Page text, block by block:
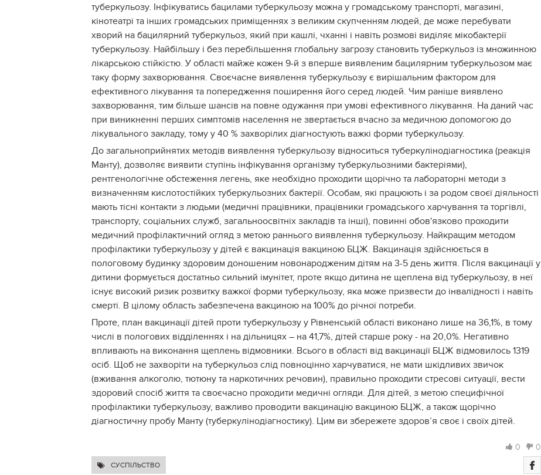
туберкульозу. Інфікуватись бацилами туберкульозу можна у громадському транспорті, магазині,
кінотеатрі та інших громадських приміщеннях з великим скупченням людей, де може перебувати
хворий на бацилярний туберкульоз, який при кашлі, чханні і навіть розмові виділяє мікобактерії
туберкульозу. Найбільшу і без перебільшення глобальну загрозу становить туберкульоз із множинною
лікарською стійкістю. У області майже кожен 9-й з вперше виявленим бацилярним туберкульозом має
таку форму захворювання. Своєчасне виявлення туберкульозу є вирішальним фактором для
ефективного лікування та попередження поширення його серед людей. Чим раніше виявлено
захворювання, тим більше шансів на повне одужання при умові ефективного лікування. На даний час
при виникненні перших симптомів населення не звертається вчасно за медичною допомогою до
лікувального закладу, тому у 40 % захворілих діагностують важкі форми туберкульозу.
До загальноприйнятих методів виявлення туберкульозу відноситься туберкулінодіагностика (реакція
Манту), дозволяє виявити ступінь інфікування організму туберкульозними бактеріями),
рентгенологічне обстеження легень, яке необхідно проходити щорічно та лабораторні методи з
визначенням кислотостійких туберкульозних бактерії. Особам, які працюють і за родом своєї діяльності
мають тісні контакти з людьми (медичні працівники, працівники громадського харчування та торгівлі,
транспорту, соціальних служб, загальноосвітніх закладів та інші), повинні обов'язково проходити
медичний профілактичний огляд з метою раннього виявлення туберкульозу. Найкращим методом
профілактики туберкульозу у дітей є вакцинація вакциною БЦЖ. Вакцинація здійснюється в
пологовому будинку здоровим доношеним новонародженим дітям на 3-5 день життя. Після вакцинації у
дитини формується достатньо сильний імунітет, проте якщо дитина не щеплена від туберкульозу, в неї
існує високий ризик розвитку важкої форми туберкульозу, яка може призвести до інвалідності і навіть
смерті. В цілому область забезпечена вакциною на 100% до річної потреби.
Проте, план вакцинації дітей проти туберкульозу у Рівненській області виконано лише на 36,1%, в тому
числі в пологових відділеннях і на дільницях – на 41,7%, дітей старше року - на 20,0%. Негативно
впливають на виконання щеплень відмовники. Всього в області від вакцинації БЦЖ відмовилось 1319
осіб. Щоб не захворіти на туберкульоз слід повноцінно харчуватися, не мати шкідливих звичок
(вживання алкоголю, тютюну та наркотичних речовин), правильно проходити стресові ситуації, вести
здоровий спосіб життя та своєчасно проходити медичні огляди. Для дітей, з метою специфічної
профілактики туберкульозу, важливо проводити вакцинацію вакциною БЦЖ, а також щорічно
діагностичну пробу Манту (туберкулінодіагностику). Цим ви збережете здоров’я своє і своїх дітей.
0 0
СУСПІЛЬСТВО